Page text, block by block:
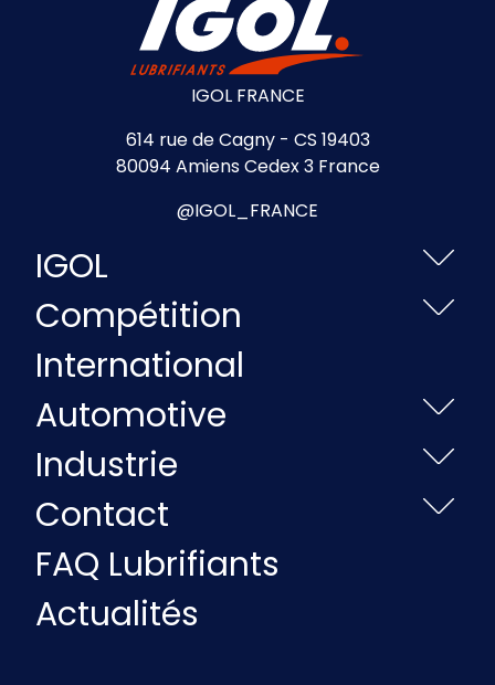
IGOL FRANCE
614 rue de Cagny - CS 19403
80094 Amiens Cedex 3 France
@IGOL_FRANCE
IGOL
Compétition
International
Automotive
Industrie
Contact
FAQ Lubrifiants
Actualités